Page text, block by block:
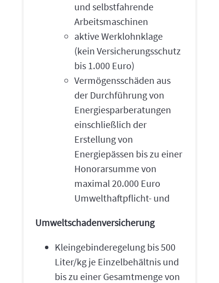
und selbstfahrende
Arbeitsmaschinen
aktive Werklohnklage
(kein Versicherungsschutz
bis 1.000 Euro)
Vermögensschäden aus
der Durchführung von
Energiesparberatungen
einschließlich der
Erstellung von
Energiepässen bis zu einer
Honorarsumme von
maximal 20.000 Euro
Umwelthaftpflicht- und
Umweltschadenversicherung
Kleingebinderegelung bis 500
Liter/kg je Einzelbehältnis und
bis zu einer Gesamtmenge von